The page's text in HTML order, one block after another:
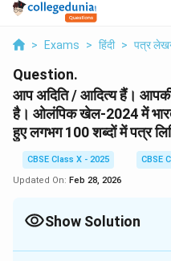
> Exams > हिंदी > पत्र
Question.
आप अदिति / आदित्य हैं।
है। ओलंपिक खेल-2024 में भारत
हुए लगभग 100 शब्दों में पत्र
CBSE Class X - 2025
CBSE
Updated On: Feb 28, 2026
Show Solution
Solution and